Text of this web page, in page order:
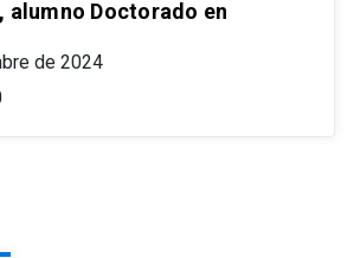
alumno Doctorado en
de 2024